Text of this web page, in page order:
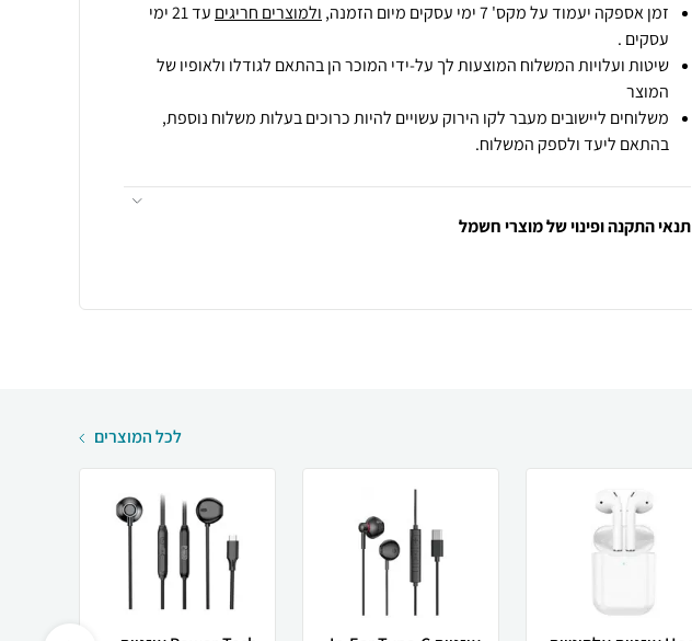
זמן אספקה יעמוד על מקס' 7 ימי עסקים מיום הזמנה,
ולמוצרים חריגים
עד 21 ימי
עסקים .
שיטות ועלויות המשלוח המוצעות לך על-ידי המוכר הן בהתאם לגודלו ולאופיו של
המוצר
משלוחים ליישובים מעבר לקו הירוק עשויים להיות כרוכים בעלות משלוח נוספת,
בהתאם ליעד ולספק המשלוח.
תנאי התקנה ופינוי של מוצרי חשמל
לכל המוצרים